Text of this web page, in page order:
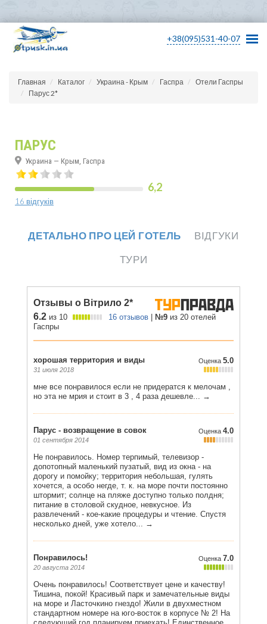
+38(095)531-40-07
Главная Каталог Украина - Крым Гаспра
Отели Гаспры
Парус 2*
ПАРУС
Украина — Крым, Гаспра
6,2
16 відгуків
ДЕТАЛЬНО ПРО ЦЕЙ ГОТЕЛЬ
ВІДГУКИ
ТУРИ